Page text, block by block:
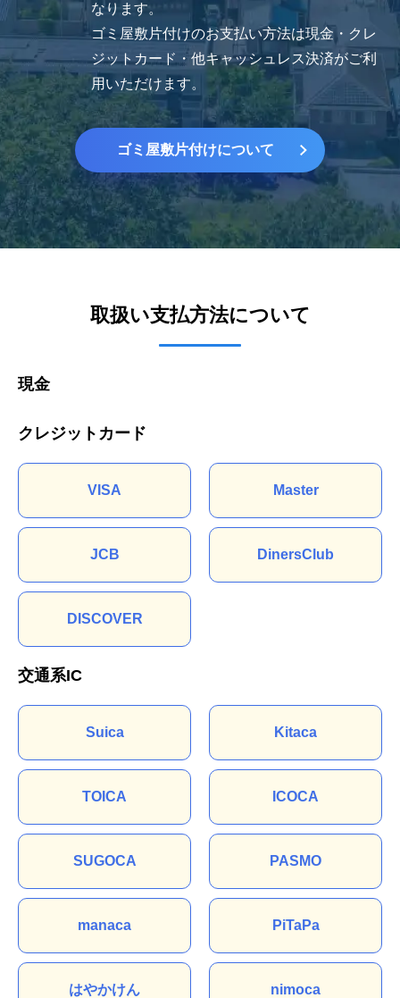
なります。
ゴミ屋敷片付けのお支払い方法は現金・クレ
ジットカード・他キャッシュレス決済がご利
用いただけます。
ゴミ屋敷片付けについて
取扱い支払方法について
現金
クレジットカード
VISA Master
JCB DinersClub
DISCOVER
交通系IC
Suica Kitaca
TOICA ICOCA
SUGOCA PASMO
manaca PiTaPa
はやかけん nimoca